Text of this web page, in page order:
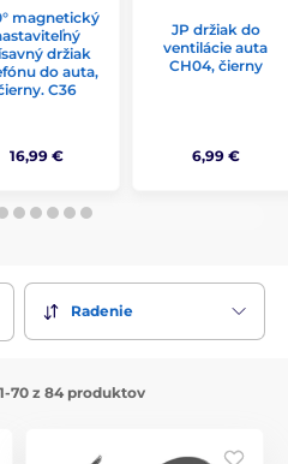
magnetický
držiak
do auta,
C36
16,99 €
JP držiak do
ventilácie auta
CH04, čierny
6,99 €
Radenie
70 z 84 produktov